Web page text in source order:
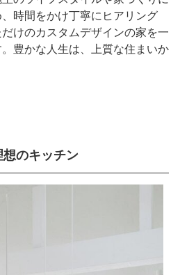
時間をかけ丁寧にヒアリング
けのカスタムデザインの家を一
豊かな人生は、上質な住まいか
想のキッチン